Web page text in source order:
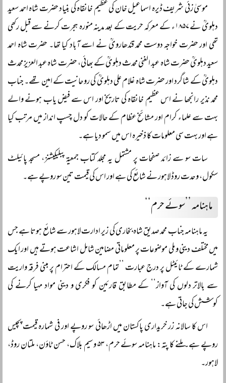
موسیٰ زئی شریف ڈیرہ اسماعیل خان کی عظیم خانقاہ کی بنیاد حضرت شاہ احمد سعید
دہلویؒ نے ۱۸۵۷ء کے معرکہ حریت کے بعد مدینہ منورہ ہجرت کرنے سے قبل رکھی
تھی اور حضرت خواجہ دوست محمد قندھارویؒ نے اسے آباد کیا تھا۔ حضرت شاہ احمد
سعید دہلویؒ حضرت شاہ عبد الغنی محدث دہلویؒ کے بھائی، حضرت شاہ عبد العزیز محدث
دہلویؒ کے شاگرد اور حضرت شاہ غلام علی دہلویؒ کی روحانیت کے امین تھے۔ جناب
محمد نذیر رانجھا نے اس عظیم خانقاہ کی تاریخ اور اس سے فیض یاب ہونے والے
بہت سے علماء کرام اور مشائخ عظام کے حالات کو دل چسپ انداز میں مرتب کیا
ہے اور بہت سی معلومات کا ذخیرہ اس میں سمو دیا ہے۔
سات سو سے زائد صفحات پر مشتمل یہ مجلد کتاب جمعیۃ پبلیکیشنز، مسجد پائیلٹ
سکول، وحدت روڈ لاہور نے شائع کی ہے اور اس کی قیمت تین سو روپے ہے۔
ماہنامہ ’’سوئے حرم‘‘
یہ ماہنامہ جناب محمد صدیق شاہ بخاری کی زیر ادارت لاہور سے شائع ہوتا ہے جس
میں مختلف دینی و ملی موضوعات پر معلوماتی مضامین شامل اشاعت ہوتے ہیں اور ایک
شمارے کے ٹائیٹل پر درج عبارت ’’تمام مسالک کے احترام پر مبنی فرقہ واریت
سے بالاتر دلوں کی آواز‘‘ کے مطابق قارئین کو فکری و دینی مواد مہیا کرنے کی
کوشش کی جاتی ہے۔
اس کا سالانہ زر خریداری پاکستان میں اڑھائی سو روپے اور فی شمارہ قیمت پچیس
روپے ہے۔ ملنے کا پتہ: ماہنامہ سوئے حرم، ۵۳ وسیم بلاک، حسن ٹاؤن، ملتان روڈ،
لاہور۔